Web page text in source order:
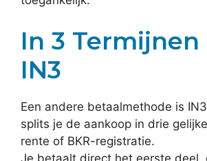
In 3
IN3
Een andere betaalmethode is
splits je de aankoop in drie
rente of BKR-registratie.
Je betaalt direct het eerste deel,